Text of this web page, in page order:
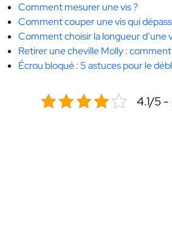
Comment mesurer une vis ?
Comment couper une vis qui
Comment choisir la longueur d’une
Retirer une cheville Molly :
Écrou bloqué : 5 astuces pour le
4.1/5